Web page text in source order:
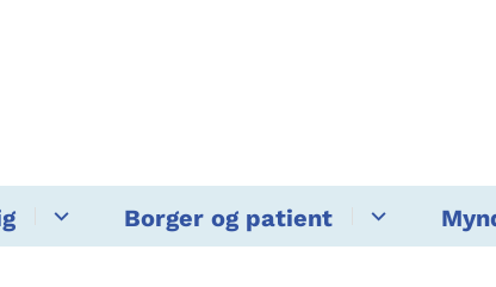
Borger og patient